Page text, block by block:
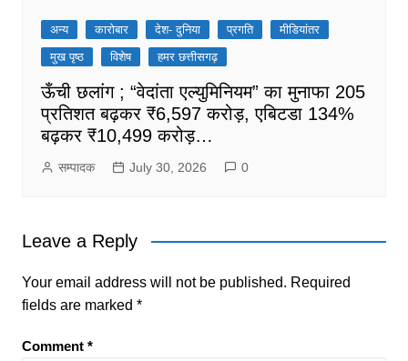
अन्य कारोबार देश- दुनिया प्रगति
मीडियांतर
मुख पृष्ठ
विशेष हमर छत्तीसगढ़
ऊँची छलांग ; “वेदांता एल्युमिनियम” का मुनाफा 205
प्रतिशत बढ़कर ₹6,597 करोड़, एबिटडा 134%
बढ़कर ₹10,499 करोड़…
सम्पादक July 30, 2026 0
Leave a Reply
Your email address will not be published. Required
fields are marked *
Comment *